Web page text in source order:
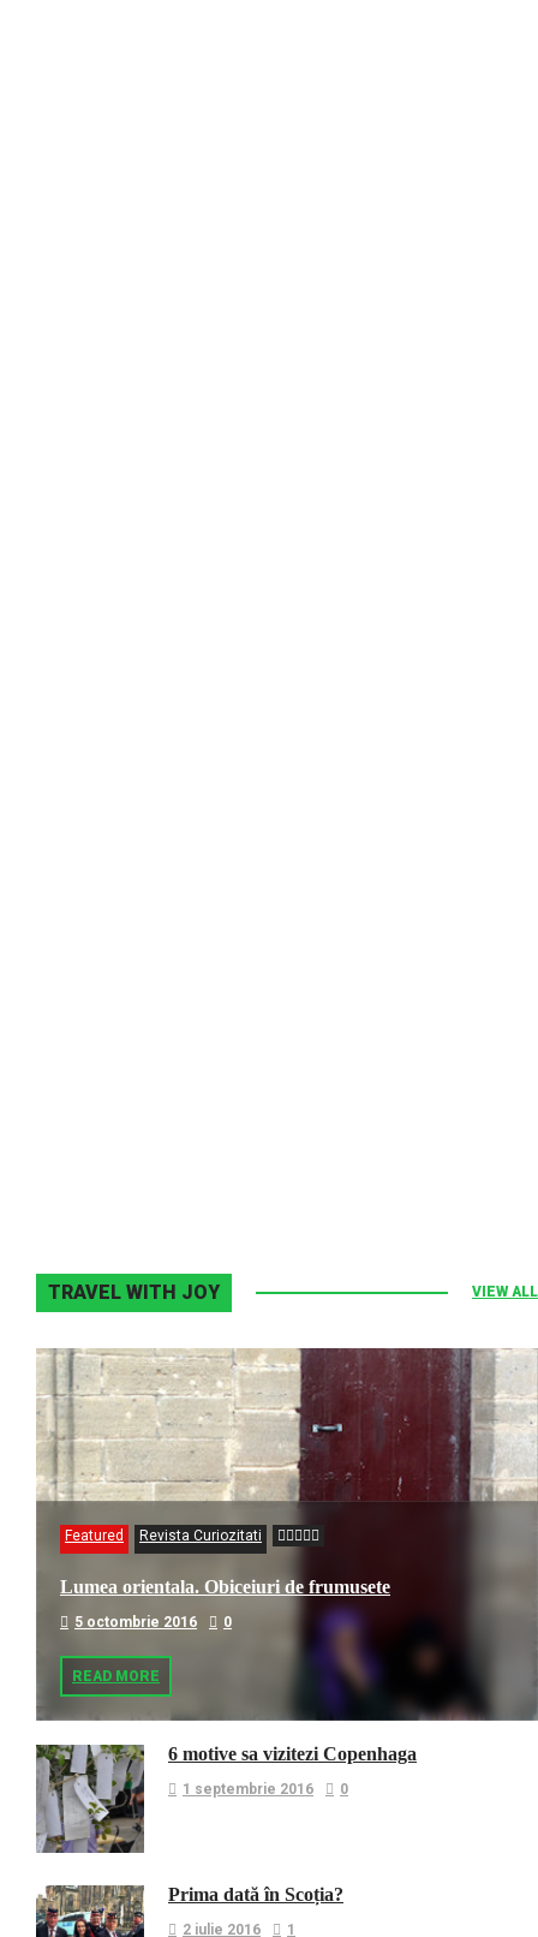
TRAVEL WITH JOY VIEW ALL
Featured Revista Curiozitati
Lumea orientala. Obiceiuri de frumusete
5 octombrie 2016 0
READ MORE
6 motive sa vizitezi Copenhaga
1 septembrie 2016 0
Prima dată în Scoția?
2 iulie 2016 1